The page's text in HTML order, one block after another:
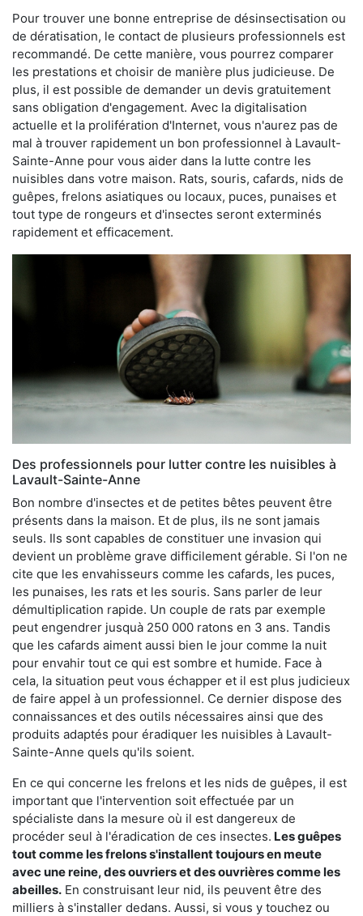
Pour trouver une bonne entreprise de désinsectisation ou
de dératisation, le contact de plusieurs professionnels est
recommandé. De cette manière, vous pourrez comparer
les prestations et choisir de manière plus judicieuse. De
plus, il est possible de demander un devis gratuitement
sans obligation d'engagement. Avec la digitalisation
actuelle et la prolifération d'Internet, vous n'aurez pas de
mal à trouver rapidement un bon professionnel à Lavault-
Sainte-Anne pour vous aider dans la lutte contre les
nuisibles dans votre maison. Rats, souris, cafards, nids de
guêpes, frelons asiatiques ou locaux, puces, punaises et
tout type de rongeurs et d'insectes seront exterminés
rapidement et efficacement.
Des professionnels pour lutter contre les nuisibles à
Lavault-Sainte-Anne
Bon nombre d'insectes et de petites bêtes peuvent être
présents dans la maison. Et de plus, ils ne sont jamais
seuls. Ils sont capables de constituer une invasion qui
devient un problème grave difficilement gérable. Si l'on ne
cite que les envahisseurs comme les cafards, les puces,
les punaises, les rats et les souris. Sans parler de leur
démultiplication rapide. Un couple de rats par exemple
peut engendrer jusquà 250 000 ratons en 3 ans. Tandis
que les cafards aiment aussi bien le jour comme la nuit
pour envahir tout ce qui est sombre et humide. Face à
cela, la situation peut vous échapper et il est plus judicieux
de faire appel à un professionnel. Ce dernier dispose des
connaissances et des outils nécessaires ainsi que des
produits adaptés pour éradiquer les nuisibles à Lavault-
Sainte-Anne quels qu'ils soient.
En ce qui concerne les frelons et les nids de guêpes, il est
important que l'intervention soit effectuée par un
spécialiste dans la mesure où il est dangereux de
procéder seul à l'éradication de ces insectes. Les guêpes
tout comme les frelons s'installent toujours en meute
avec une reine, des ouvriers et des ouvrières comme les
abeilles. En construisant leur nid, ils peuvent être des
milliers à s'installer dedans. Aussi, si vous y touchez ou